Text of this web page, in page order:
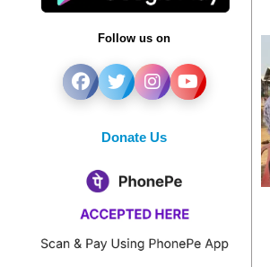
Follow us on
Donate Us